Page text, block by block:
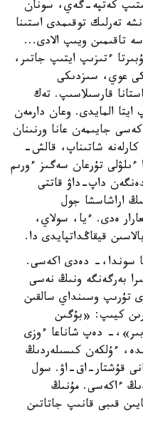
كەتپە-گەي، سونان
تەرلىك توقىمدى استىنا
تاقىمىن ويىپ الادى...
ءتىزىپ ايتىپ جاتىر،
عوي، سىزدىكى
قارسىلاسىپ. تەك
المايدى. وعان دارمەن
جايىمەن عانا ورنىنان
شاتىناپ، قالش-
تۇرعان سەگىز ءورىم
داپ-داۋ قاتتى
اراشاسشا جول
ەدى. ءيا، سولاي،
قيقاڭداتپايدى دا.
سوندا،- دەدى اكەسى.
بەرگەنگە ونىڭ نەسى
تۇرىپ وسىنداي سالقىن
كيىپ: «بۇگىن
دەپ شاناعا ءوزى
ءۇلكەن كىسىلەردىڭ
قۇشتار-اق-اۋ. سول
ءاكەسى. مۇنىڭ
قىبى قانىپ جاتاتىن